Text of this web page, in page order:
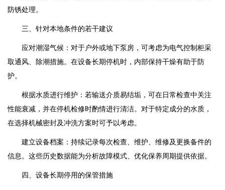
防锈处理。
三、针对本地条件的若干建议
应对潮湿气候：对于户外或地下泵房，可考虑为电气控制柜采
取通风、除潮措施。在设备长期停机时，内部保持干燥有助于防
护。
根据水质进行维护：若输送介质易结垢，可在日常检查中关注
性能衰减，并在停机检修时酌情进行清洁。对于特定成分的水质，
在选择机械密封及冲洗方案时可予以考虑。
建立设备档案：持续记录每次检查、维护、维修及更换备件的
信息。这些历史数据能为分析故障模式、优化保养周期提供依据。
四、设备长期停用的保管措施